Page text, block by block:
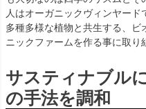
人はオーガニックヴィンヤー
多種多様な植物と共生する、
ニックファームを作る事に取
サスティナブル
の手法を調和